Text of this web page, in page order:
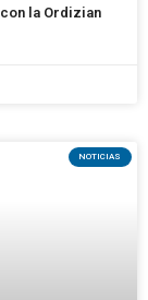
la Ordizian
NOTICIAS